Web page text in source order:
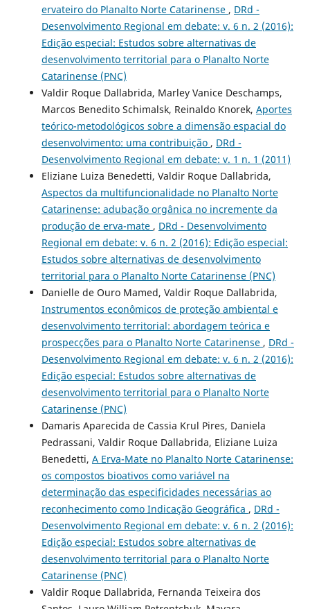
ervateiro do Planalto Norte Catarinense , DRd -
Desenvolvimento Regional em debate: v. 6 n. 2 (2016):
Edição especial: Estudos sobre alternativas de
desenvolvimento territorial para o Planalto Norte
Catarinense (PNC)
Valdir Roque Dallabrida, Marley Vanice Deschamps,
Marcos Benedito Schimalsk, Reinaldo Knorek, Aportes
teórico-metodológicos sobre a dimensão espacial do
desenvolvimento: uma contribuição , DRd -
Desenvolvimento Regional em debate: v. 1 n. 1 (2011)
Eliziane Luiza Benedetti, Valdir Roque Dallabrida,
Aspectos da multifuncionalidade no Planalto Norte
Catarinense: adubação orgânica no incremente da
produção de erva-mate , DRd - Desenvolvimento
Regional em debate: v. 6 n. 2 (2016): Edição especial:
Estudos sobre alternativas de desenvolvimento
territorial para o Planalto Norte Catarinense (PNC)
Danielle de Ouro Mamed, Valdir Roque Dallabrida,
Instrumentos econômicos de proteção ambiental e
desenvolvimento territorial: abordagem teórica e
prospecções para o Planalto Norte Catarinense , DRd -
Desenvolvimento Regional em debate: v. 6 n. 2 (2016):
Edição especial: Estudos sobre alternativas de
desenvolvimento territorial para o Planalto Norte
Catarinense (PNC)
Damaris Aparecida de Cassia Krul Pires, Daniela
Pedrassani, Valdir Roque Dallabrida, Eliziane Luiza
Benedetti, A Erva-Mate no Planalto Norte Catarinense:
os compostos bioativos como variável na
determinação das especificidades necessárias ao
reconhecimento como Indicação Geográfica , DRd -
Desenvolvimento Regional em debate: v. 6 n. 2 (2016):
Edição especial: Estudos sobre alternativas de
desenvolvimento territorial para o Planalto Norte
Catarinense (PNC)
Valdir Roque Dallabrida, Fernanda Teixeira dos